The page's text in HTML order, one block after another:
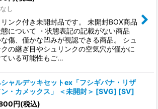
し
ンク付き未開封品です。 未開封BOX商品
について ・状態表記の記載がない商品
傷、僅かな凹みが視認できる商品。 シュ
クの継ぎ目やシュリンクの空気穴が僅かに
いる可能性もご…
シャルデッキセットex「フシギバナ・リザ
ン・カメックス」 ＜未開封＞ [SVG] [SV]
円(税込)